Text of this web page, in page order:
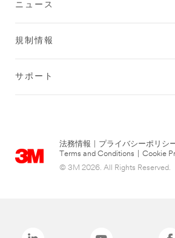
ニュース
規制情報
サポート
法務情報 プライバシーポリシ
Terms and Conditions
Cookie
© 3M 2026. All Rights Reserved.